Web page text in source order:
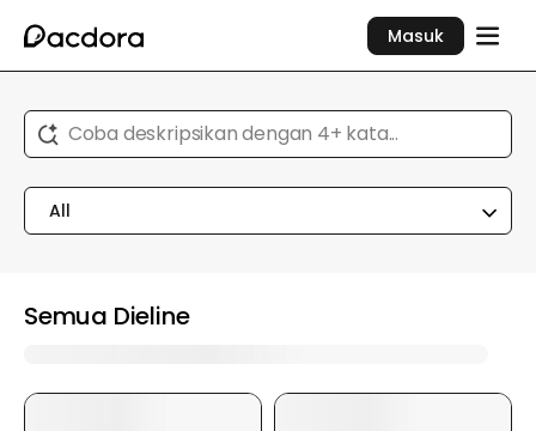
Masuk
Coba deskripsikan dengan 4+ kata...
All
Semua Dieline